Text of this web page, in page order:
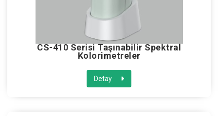
CS-410 Serisi Taşınabilir Spektral
Kolorimetreler
Detay